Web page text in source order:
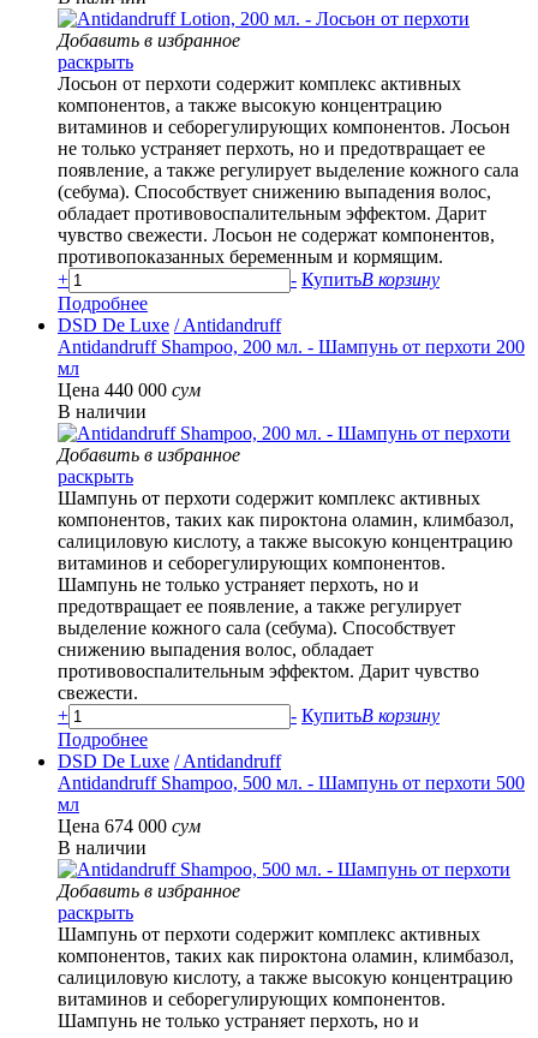
Добавить в избранное
раскрыть
Лосьон от перхоти содержит комплекс активных
компонентов, а также высокую концентрацию
витаминов и себорегулирующих компонентов. Лосьон
не только устраняет перхоть, но и предотвращает ее
появление, а также регулирует выделение кожного сала
(себума). Способствует снижению выпадения волос,
обладает противовоспалительным эффектом. Дарит
чувство свежести. Лосьон не содержат компонентов,
противопоказанных беременным и кормящим.
+
- КупитьВ корзину
Подробнее
DSD De Luxe / Antidandruff
Antidandruff Shampoo, 200 мл. - Шампунь от перхоти 200
мл
Цена 440 000 сум
В наличии
Добавить в избранное
раскрыть
Шампунь от перхоти содержит комплекс активных
компонентов, таких как пироктона оламин, климбазол,
салициловую кислоту, а также высокую концентрацию
витаминов и себорегулирующих компонентов.
Шампунь не только устраняет перхоть, но и
предотвращает ее появление, а также регулирует
выделение кожного сала (себума). Способствует
снижению выпадения волос, обладает
противовоспалительным эффектом. Дарит чувство
свежести.
+
- КупитьВ корзину
Подробнее
DSD De Luxe / Antidandruff
Antidandruff Shampoo, 500 мл. - Шампунь от перхоти 500
мл
Цена 674 000 сум
В наличии
Добавить в избранное
раскрыть
Шампунь от перхоти содержит комплекс активных
компонентов, таких как пироктона оламин, климбазол,
салициловую кислоту, а также высокую концентрацию
витаминов и себорегулирующих компонентов.
Шампунь не только устраняет перхоть, но и